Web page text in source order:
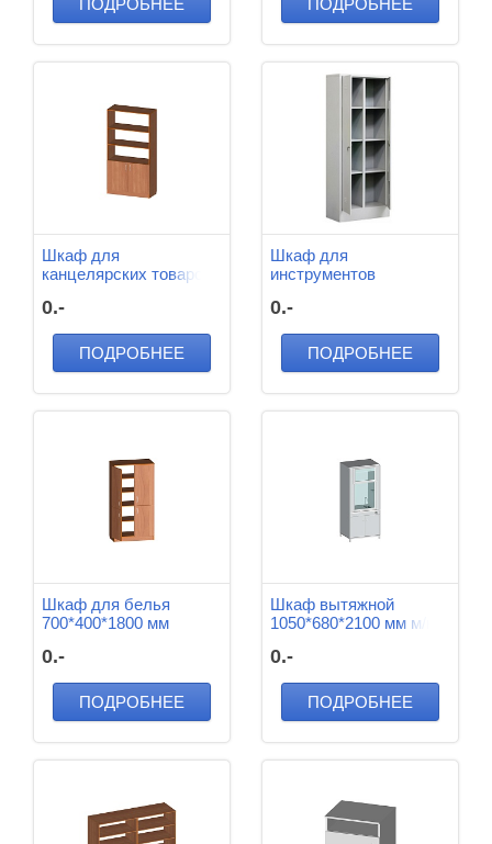
ПОДРОБНЕЕ ПОДРОБНЕЕ
Шкаф для
канцелярских товаров
800*420*2000 мм
0.-
ПОДРОБНЕЕ
Шкаф для
инструментов
0.-
ПОДРОБНЕЕ
Шкаф для белья
700*400*1800 мм
0.-
ПОДРОБНЕЕ
Шкаф вытяжной
1050*680*2100 мм м/к
(Пепел)
0.-
ПОДРОБНЕЕ